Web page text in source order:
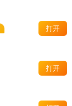
打开
打开